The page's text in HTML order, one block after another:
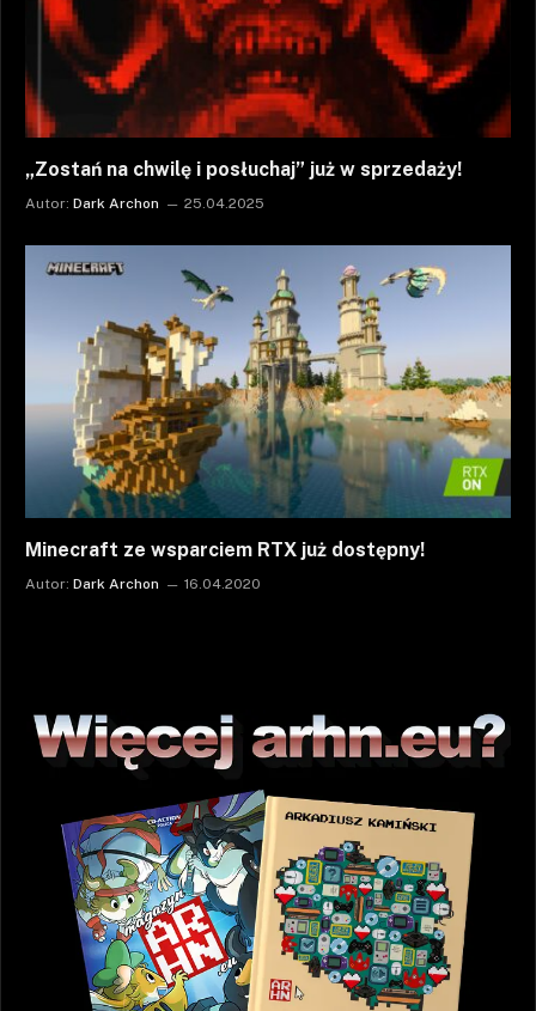
„Zostań na chwilę i posłuchaj” już w sprzedaży!
Autor: Dark Archon 25.04.2025
Minecraft ze wsparciem RTX już dostępny!
Autor: Dark Archon 16.04.2020